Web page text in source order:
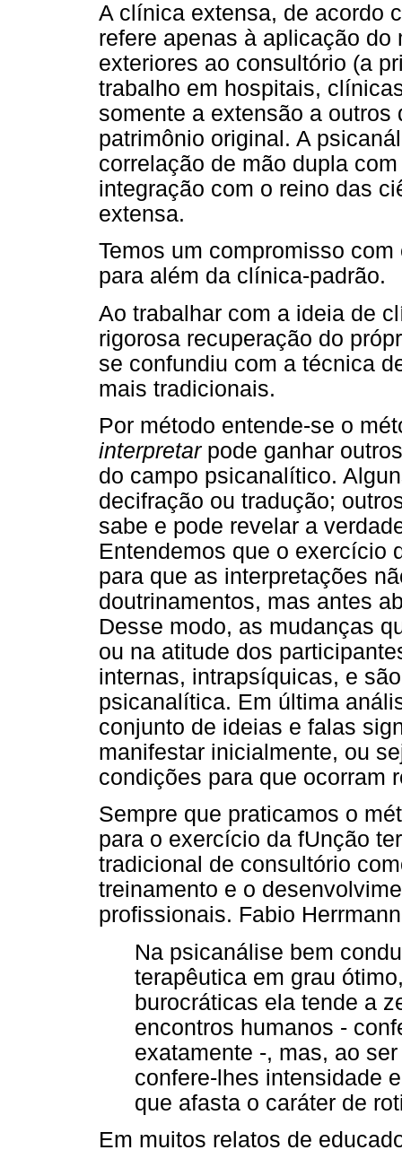
A clínica extensa, de acordo
refere apenas à aplicação
exteriores ao consultório (a
trabalho em hospitais,
somente a extensão a
patrimônio original. A
correlação de mão dupla
integração com o reino das
extensa.
Temos um compromisso
para além da clínica-padrão.
Ao trabalhar com a ideia de
rigorosa recuperação do
se confundiu com a técnica
mais tradicionais.
Por método entende-se o
interpretarpode ganhar
do campo psicanalítico.
decifração ou tradução;
sabe e pode revelar a
Entendemos que o exercício
para que as interpretações
doutrinamentos, mas antes
Desse modo, as mudanças
ou na atitude dos
internas, intrapsíquicas, e
psicanalítica. Em última
conjunto de ideias e falas
manifestar inicialmente, ou
condições para que ocorram
Sempre que praticamos o
para o exercício da fUnção
tradicional de consultório
treinamento e o
profissionais. Fabio
Na psicanálise bem
terapêutica em grau
burocráticas ela tende a
encontros humanos -
exatamente -, mas, ao
confere-lhes intensidade
que afasta o caráter de
Em muitos relatos de